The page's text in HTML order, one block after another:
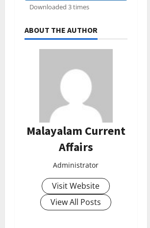
Downloaded 3 times
ABOUT THE AUTHOR
Malayalam Current
Affairs
Administrator
Visit Website
View All Posts